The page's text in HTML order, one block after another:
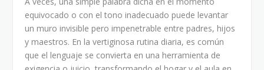
equivocado o con el tono inadecuado puede levantar
un muro invisible pero impenetrable entre padres, hijos
y maestros. En la vertiginosa rutina diaria, es común
que el lenguaje se convierta en una herramienta de